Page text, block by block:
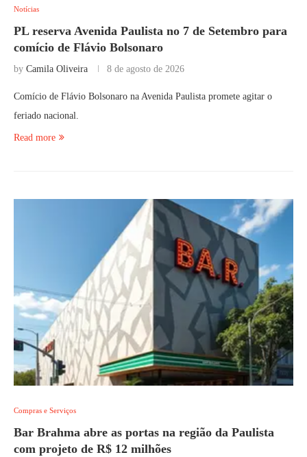
Notícias
PL reserva Avenida Paulista no 7 de Setembro para
comício de Flávio Bolsonaro
by Camila Oliveira 8 de agosto de 2026
Comício de Flávio Bolsonaro na Avenida Paulista promete agitar o
feriado nacional.
Read more
Compras e Serviços
Bar Brahma abre as portas na região da Paulista
com projeto de R$ 12 milhões